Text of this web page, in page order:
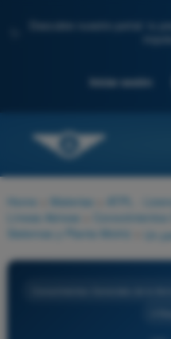
Descubre nuestro portal: tu
Iniciar sesión
Home Materias
ATPL -
Líneas Aéreas
Sistemas y Planta Motriz